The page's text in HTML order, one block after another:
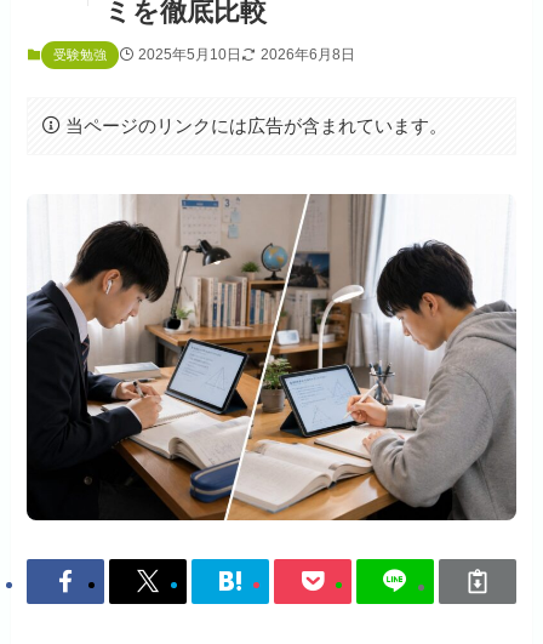
ミを徹底比較
受験勉強 2025年5月10日 2026年6月8日
当ページのリンクには広告が含まれています。